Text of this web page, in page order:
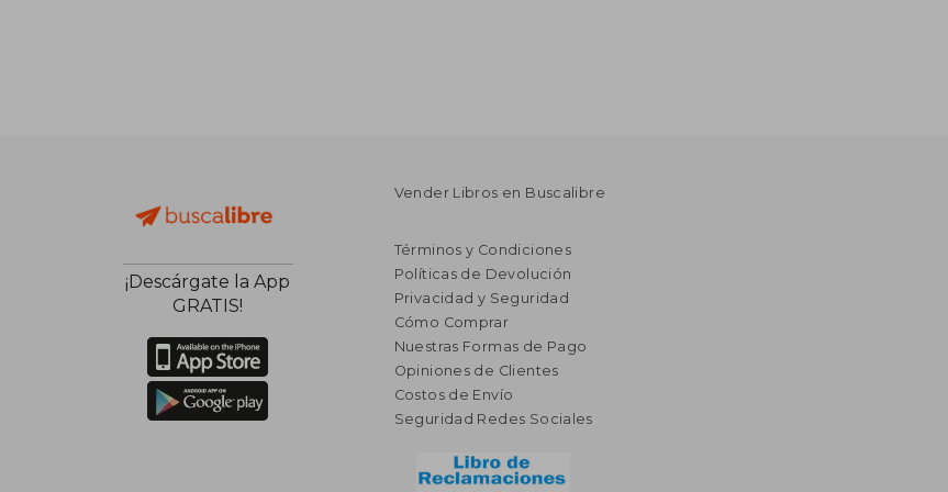
¡Descárgate la App
GRATIS!
Vender Libros en Buscalibre
Términos y Condiciones
Políticas de Devolución
Privacidad y Seguridad
Cómo Comprar
Nuestras Formas de Pago
Opiniones de Clientes
Costos de Envío
Seguridad Redes Sociales